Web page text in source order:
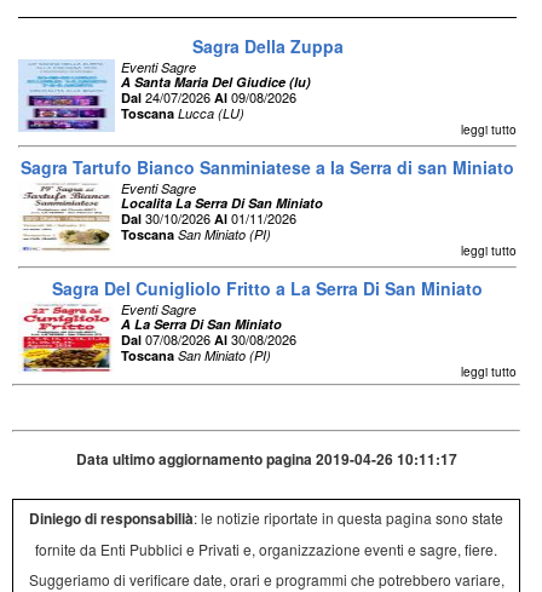
Sagra Della Zuppa
Eventi Sagre
A Santa Maria Del Giudice (lu)
Dal 24/07/2026 Al 09/08/2026
Toscana Lucca (LU)
leggi tutto
Sagra Tartufo Bianco Sanminiatese a la Serra di san Miniato
Eventi Sagre
Localita La Serra Di San Miniato
Dal 30/10/2026 Al 01/11/2026
Toscana San Miniato (PI)
leggi tutto
Sagra Del Cunigliolo Fritto a La Serra Di San Miniato
Eventi Sagre
A La Serra Di San Miniato
Dal 07/08/2026 Al 30/08/2026
Toscana San Miniato (PI)
leggi tutto
Data ultimo aggiornamento pagina 2019-04-26 10:11:17
Diniego di responsabilià: le notizie riportate in questa pagina sono state
fornite da Enti Pubblici e Privati e, organizzazione eventi e sagre, fiere.
Suggeriamo di verificare date, orari e programmi che potrebbero variare,